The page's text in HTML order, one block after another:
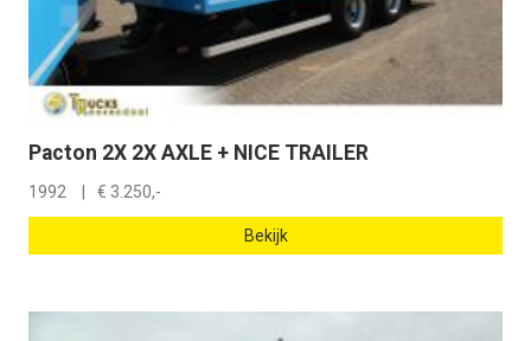
Pacton 2X 2X AXLE + NICE TRAILER
1992 € 3.250,-
Bekijk